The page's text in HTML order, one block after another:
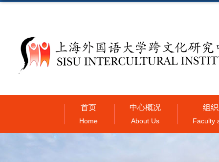
首页
Home
中心概况
About Us
组
Faculty